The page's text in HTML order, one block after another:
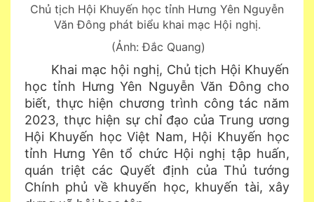
Chủ tịch Hội Khuyến học tỉnh Hưng Yên Nguyễn
Văn Đông phát biểu khai mạc Hội nghị.
(Ảnh: Đắc Quang)
Khai mạc hội nghị, Chủ tịch Hội Khuyến
học tỉnh Hưng Yên Nguyễn Văn Đông cho
biết, thực hiện chương trình công tác năm
2023, thực hiện sự chỉ đạo của Trung ương
Hội Khuyến học Việt Nam, Hội Khuyến học
tỉnh Hưng Yên tổ chức Hội nghị tập huấn,
quán triệt các Quyết định của Thủ tướng
Chính phủ về khuyến học, khuyến tài, xây